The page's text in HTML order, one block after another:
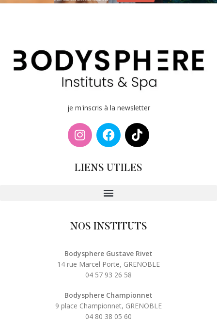
je m'inscris à la newsletter
LIENS UTILES
NOS INSTITUTS
Bodysphere Gustave Rivet
14 rue Marcel Porte, GRENOBLE
04 57 93 26 58
Bodysphere Championnet
9 place Championnet, GRENOBLE
04 80 38 05 60